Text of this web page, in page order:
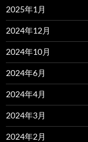
2025年1月
2024年12月
2024年10月
2024年6月
2024年4月
2024年3月
2024年2月